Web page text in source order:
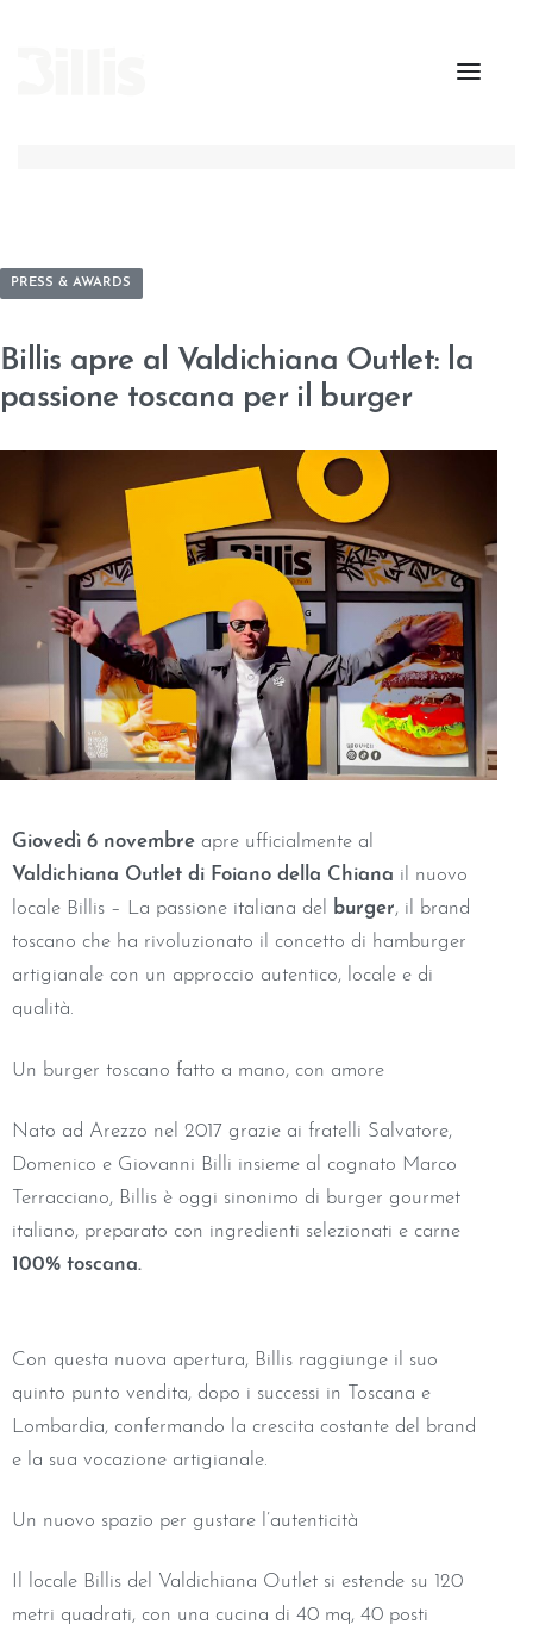
PRESS & AWARDS
Billis apre al Valdichiana Outlet: la
passione toscana per il burger
Giovedì 6 novembre apre ufficialmente al
Valdichiana Outlet di Foiano della Chiana il nuovo
locale Billis – La passione italiana del
burger, il brand
toscano che ha rivoluzionato il concetto di hamburger
artigianale con un approccio autentico, locale e di
qualità.
Un burger toscano fatto a mano, con amore
Nato ad Arezzo nel 2017 grazie ai fratelli Salvatore,
Domenico e Giovanni Billi insieme al cognato Marco
Terracciano, Billis è oggi sinonimo di burger gourmet
italiano, preparato con ingredienti selezionati e carne
100% toscana.
Con questa nuova apertura, Billis raggiunge il suo
quinto punto vendita, dopo i successi in Toscana e
Lombardia, confermando la crescita costante del brand
e la sua vocazione artigianale.
Un nuovo spazio per gustare l’autenticità
Il locale Billis del Valdichiana Outlet si estende su 120
metri quadrati, con una cucina di 40 mq, 40 posti